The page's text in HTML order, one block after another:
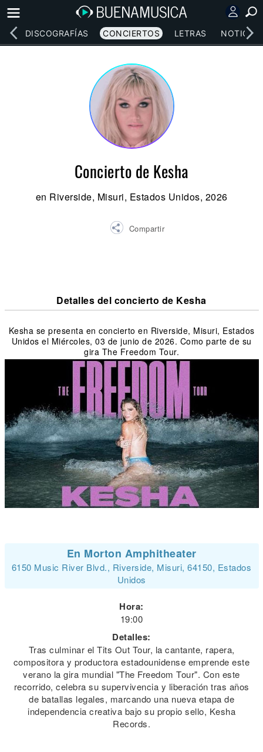
DISCOGRAFÍAS CONCIERTOS LETRAS NOTICIAS
Concierto de Kesha
en Riverside, Misuri, Estados Unidos, 2026
Compartir
Detalles del concierto de Kesha
Kesha se presenta en concierto en Riverside, Misuri, Estados
Unidos el Miércoles, 03 de junio de 2026. Como parte de su
gira The Freedom Tour.
En Morton Amphitheater
6150 Music River Blvd., Riverside, Misuri, 64150, Estados
Unidos
Hora:
19:00
Detalles:
Tras culminar el Tits Out Tour, la cantante, rapera,
compositora y productora estadounidense emprende este
verano la gira mundial "The Freedom Tour". Con este
recorrido, celebra su supervivencia y liberación tras años
de batallas legales, marcando una nueva etapa de
independencia creativa bajo su propio sello, Kesha
Records.